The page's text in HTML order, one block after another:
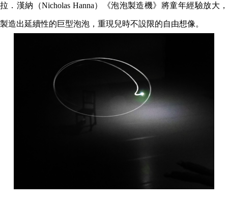
拉．漢納（Nicholas Hanna）《泡泡製造機》將童年經驗放大，
製造出延續性的巨型泡泡，重現兒時不設限的自由想像。